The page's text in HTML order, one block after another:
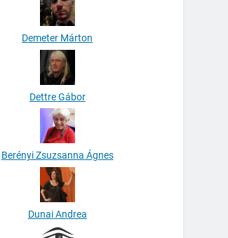
Demeter Márton
Dettre Gábor
Berényi Zsuzsanna Ágnes
Dunai Andrea